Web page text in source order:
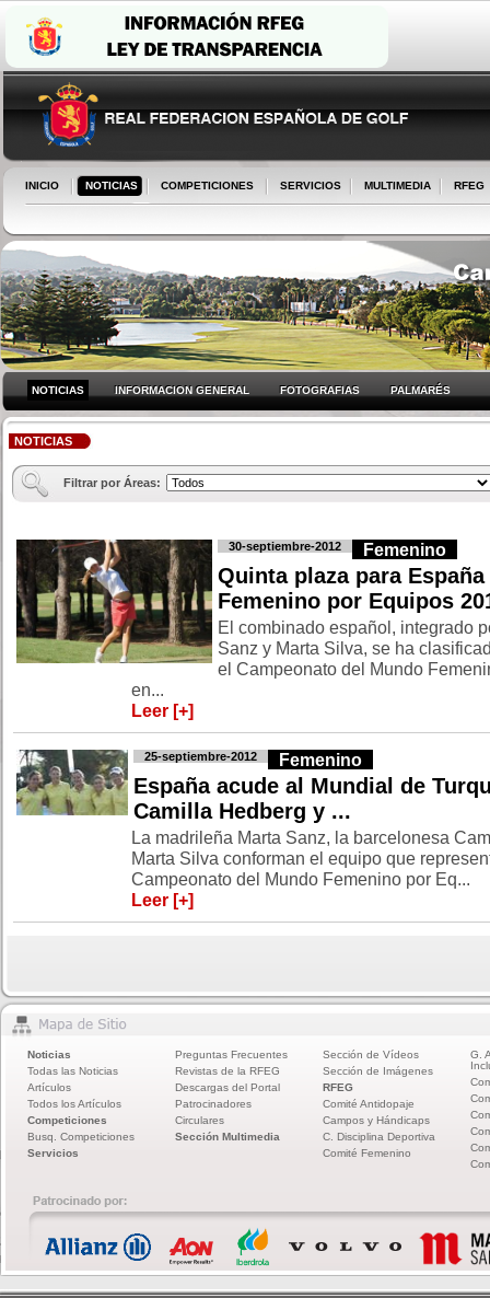
INICIO NOTICIAS COMPETICIONES SERVICIOS MULTIMEDIA RFEG
NOTICIAS INFORMACION GENERAL FOTOGRAFIAS PALMARÉS
NOTICIAS
Filtrar por Áreas:
30-septiembre-2012 Femenino
Quinta plaza para
Femenino por Equipos
El combinado español, integrado
Sanz y Marta Silva, se ha
el Campeonato del Mundo
en...
Leer [+]
25-septiembre-2012 Femenino
España acude al Mundial de
Camilla Hedberg y ...
La madrileña Marta Sanz, la barcelonesa
Marta Silva conforman el equipo que
Campeonato del Mundo Femenino por Eq...
Leer [+]
Noticias
Todas las Noticias
Artículos
Todos los Artículos
Competiciones
Busq. Competiciones
Servicios
Preguntas Frecuentes
Revistas de la RFEG
Descargas del Portal
Patrocinadores
Circulares
Sección Multimedia
Sección de Vídeos
Sección de Imágenes
RFEG
Comité Antidopaje
Campos y Hándicaps
C. Disciplina Deportiva
Comité Femenino
G.